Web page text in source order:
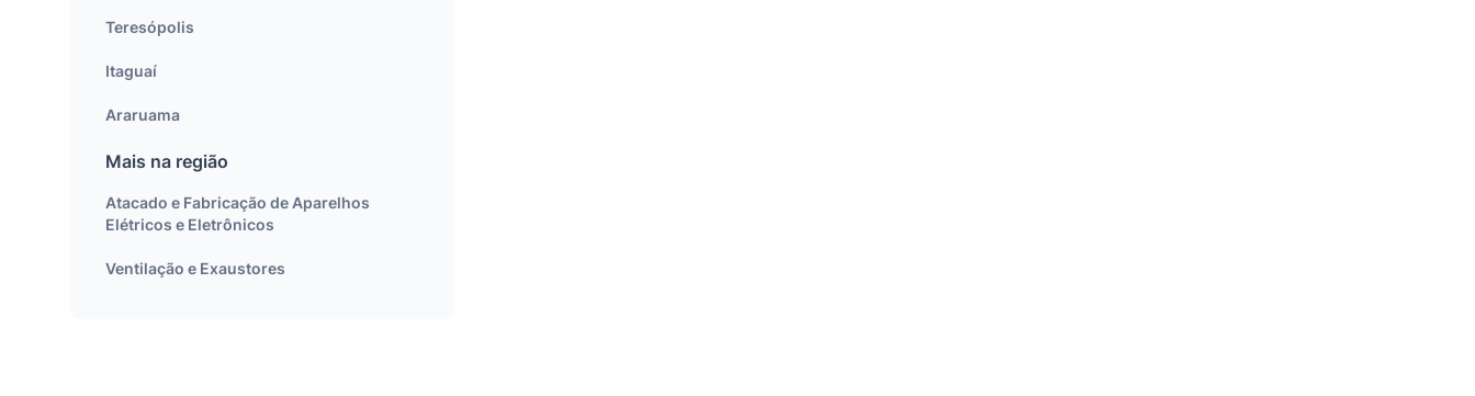
Teresópolis
Itaguaí
Araruama
Mais na região
Atacado e Fabricação de Aparelhos
Elétricos e Eletrônicos
Ventilação e Exaustores